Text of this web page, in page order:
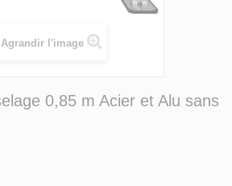
Agrandir l'image
0,85 m Acier et Alu sans